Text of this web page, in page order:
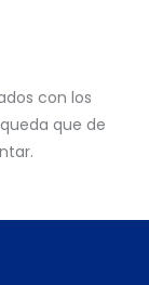
con los
que de